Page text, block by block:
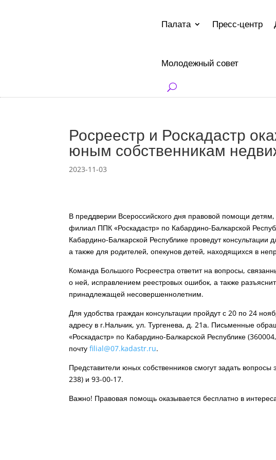
Палата Пресс-центр
Молодежный совет
Росреестр и Роскадастр
юным собственникам
2023-11-03
В преддверии Всероссийского дня правовой помощи
филиал ППК «Роскадастр» по Кабардино-Балкарской
Кабардино-Балкарской Республике проведут консультации
а также для родителей, опекунов детей, находящихся в
Команда Большого Росреестра ответит на вопросы,
о ней, исправлением реестровых ошибок, а также
принадлежащей несовершеннолетним.
Для удобства граждан консультации пройдут с 20 по 24
адресу в г.Нальчик, ул. Тургенева, д. 21а. Письменные
«Роскадастр» по Кабардино-Балкарской Республике
почтуfilial@07.kadastr.ru.
Представители юных собственников смогут задать
238) и 93-00-17.
Важно! Правовая помощь оказывается бесплатно в